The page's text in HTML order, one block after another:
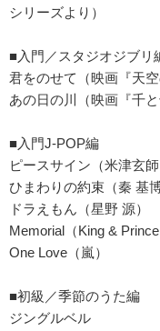
シリーズより）
■入門／スタジオジブリ
君をのせて（映画『天
あの日の川（映画『千
■入門J-POP編
ピースサイン（米津玄師
ひまわりの約束（秦 基博
ドラえもん（星野 源）
Memorial（King & Prince
One Love（嵐）
■初級／季節のうた編
ジングルベル